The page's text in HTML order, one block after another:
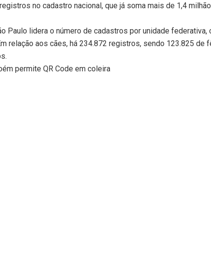
no cadastro nacional, que já soma mais de 1,4
Paulo lidera o número de cadastros por unidade federativa,
relação aos cães, há 234.872 registros, sendo 123.825 de
permite QR Code em coleira